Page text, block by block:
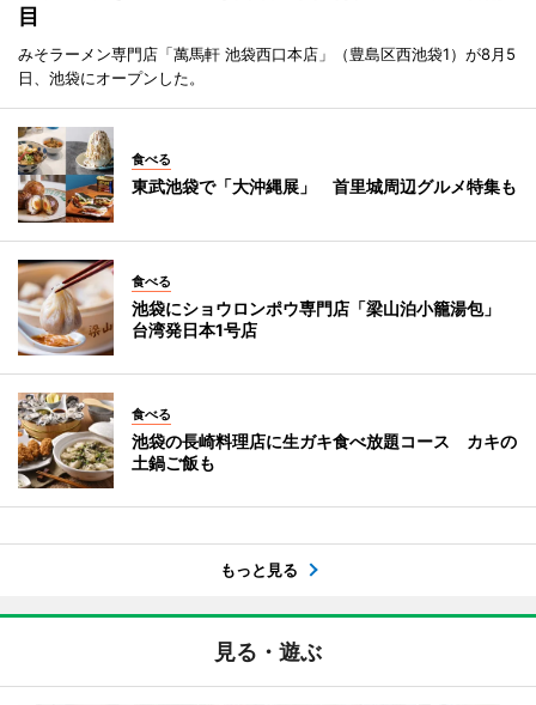
目
みそラーメン専門店「萬馬軒 池袋西口本店」（豊島区西池袋1）が8月5
日、池袋にオープンした。
食べる
東武池袋で「大沖縄展」 首里城周辺グルメ特集も
食べる
池袋にショウロンポウ専門店「梁山泊小籠湯包」
台湾発日本1号店
食べる
池袋の長崎料理店に生ガキ食べ放題コース カキの
土鍋ご飯も
もっと見る
見る・遊ぶ